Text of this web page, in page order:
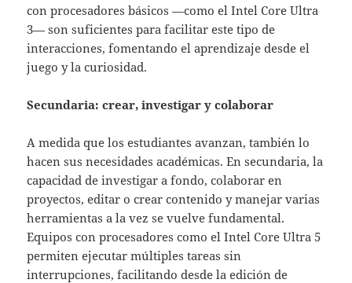
con procesadores básicos —como el Intel Core Ultra
3— son suficientes para facilitar este tipo de
interacciones, fomentando el aprendizaje desde el
juego y la curiosidad.
Secundaria: crear, investigar y colaborar
A medida que los estudiantes avanzan, también lo
hacen sus necesidades académicas. En secundaria, la
capacidad de investigar a fondo, colaborar en
proyectos, editar o crear contenido y manejar varias
herramientas a la vez se vuelve fundamental.
Equipos con procesadores como el Intel Core Ultra 5
permiten ejecutar múltiples tareas sin
interrupciones, facilitando desde la edición de